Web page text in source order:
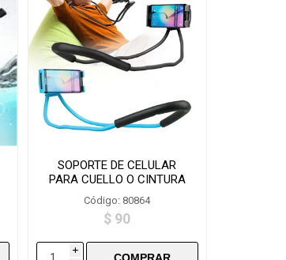
SOPORTE DE CELULAR
PARA CUELLO O CINTURA
Código: 80864
$ 90
i